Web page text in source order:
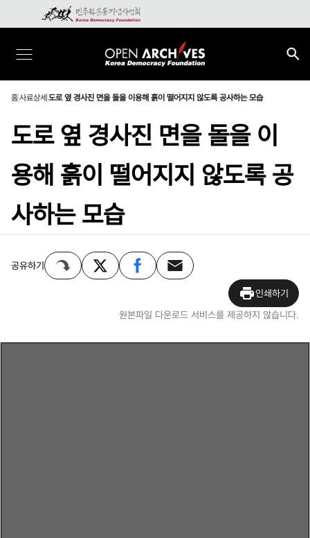
홈사료상세 도로 옆 경사진 면을 돌을 이용해 흙이 떨어지지 않도록 공사하는 모습
도로 옆 경사진 면을 돌을 이
용해 흙이 떨어지지 않도록 공
사하는 모습
공유하기
인쇄하기
원본파일 다운로드 서비스를 제공하지 않습니다.